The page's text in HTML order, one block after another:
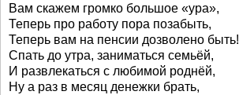
Вам скажем громко большое «ура»,
Теперь про работу пора позабыть,
Теперь вам на пенсии дозволено быть!
Спать до утра, заниматься семьёй,
И развлекаться с любимой роднёй,
Ну а раз в месяц денежки брать,